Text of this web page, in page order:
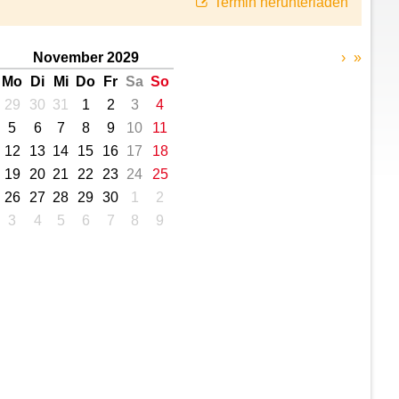
November 2029
Mo
Di Mi Do Fr Sa So
29
30 31 1 2 3
4
5
6 7 8 9 10
11
12
13 14 15 16 17
18
19
20 21 22 23 24
25
26
27 28 29 30 1
2
3
4 5 6 7 8 9
› »